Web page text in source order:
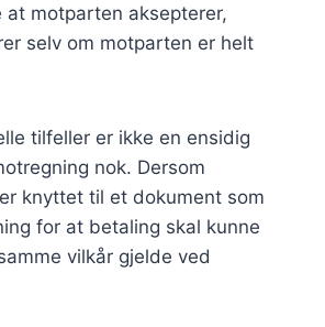
motparten aksepterer,
selv om motparten er helt
tilfeller er ikke en ensidig
nok. Dersom
knyttet til et dokument som
for at betaling skal kunne
vilkår gjelde ved